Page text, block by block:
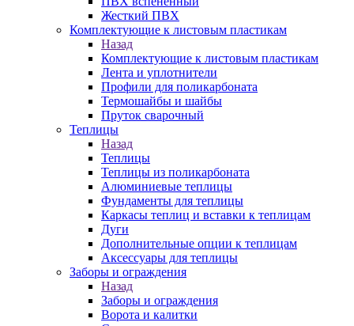
Жесткий ПВХ
Комплектующие к листовым пластикам
Назад
Комплектующие к листовым пластикам
Лента и уплотнители
Профили для поликарбоната
Термошайбы и шайбы
Пруток сварочный
Теплицы
Назад
Теплицы
Теплицы из поликарбоната
Алюминиевые теплицы
Фундаменты для теплицы
Каркасы теплиц и вставки к теплицам
Дуги
Дополнительные опции к теплицам
Аксессуары для теплицы
Заборы и ограждения
Назад
Заборы и ограждения
Ворота и калитки